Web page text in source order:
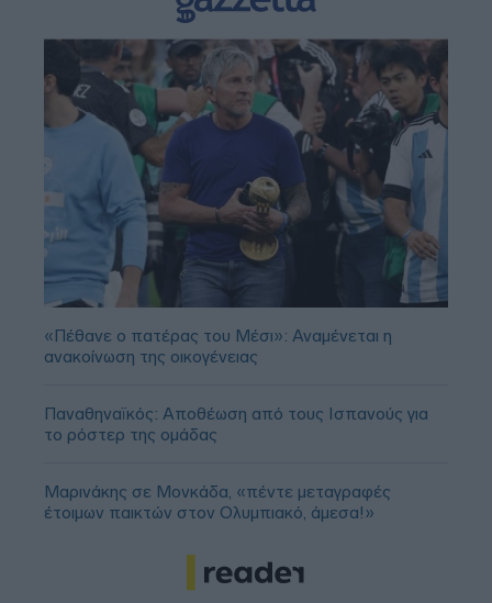
«Πέθανε ο πατέρας του Μέσι»: Αναμένεται η
ανακοίνωση της οικογένειας
Παναθηναϊκός: Αποθέωση από τους Ισπανούς για
το ρόστερ της ομάδας
Μαρινάκης σε Μονκάδα, «πέντε μεταγραφές
έτοιμων παικτών στον Ολυμπιακό, άμεσα!»